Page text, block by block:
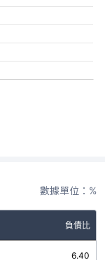
數據單位：%
負債比
6.40